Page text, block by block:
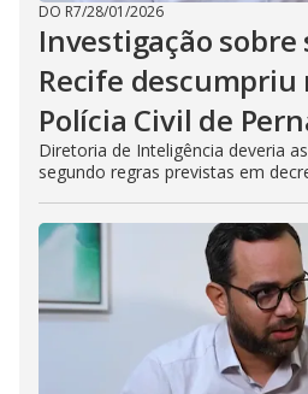
DO R7/28/01/2026
Investigação
Recife descumpriu
Polícia Civil de
Diretoria de Inteligência deveria
segundo regras previstas em